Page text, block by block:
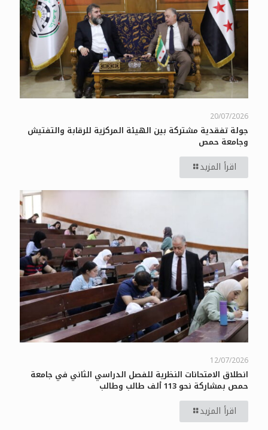
20/07/2026
جولة تفقدية مشتركة بين الهيئة المركزية للرقابة والتفتيش
وجامعة حمص
اقرأ المزيد
12/07/2026
انطلاق الامتحانات النظرية للفصل الدراسي الثاني في جامعة
حمص بمشاركة نحو 113 ألف طالب وطالب
اقرأ المزيد